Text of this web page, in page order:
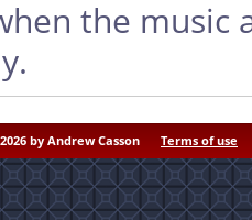
the music
by Andrew Casson Terms of use